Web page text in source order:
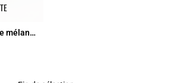
Manteau mi-long laine mélangée